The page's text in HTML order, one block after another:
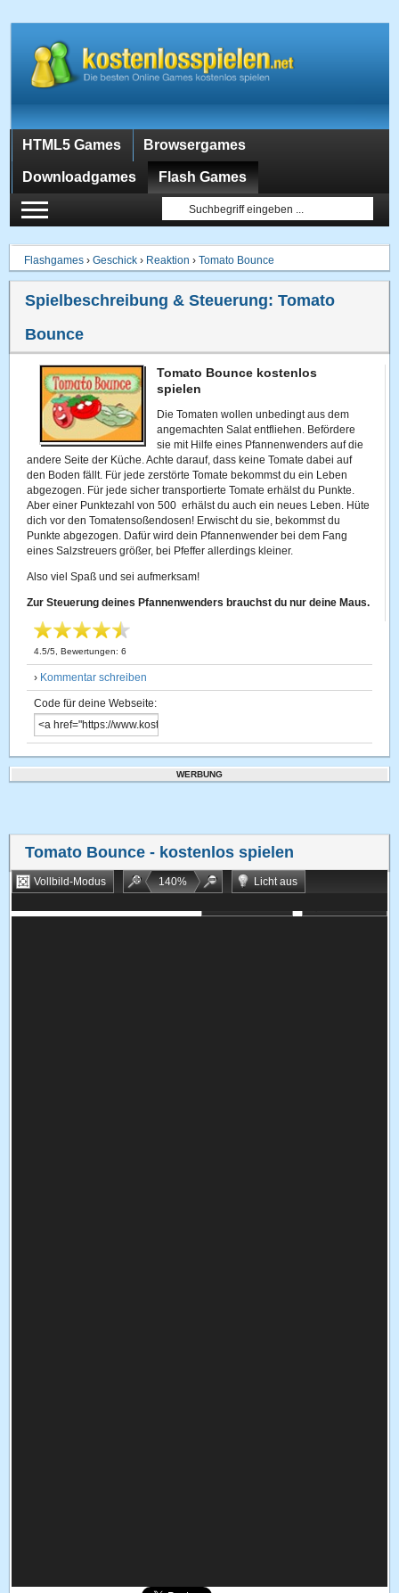
HTML5 Games Browsergames
Downloadgames Flash Games
Flashgames ›Geschick › Reaktion ›Tomato Bounce
Spielbeschreibung & Steuerung:Tomato
Bounce
Tomato Bounce kostenlos
spielen
Die Tomaten wollen unbedingt aus dem
angemachten Salat entfliehen. Befördere
sie mit Hilfe eines Pfannenwenders auf die
andere Seite der Küche. Achte darauf, dass keine Tomate dabei auf
den Boden fällt. Für jede zerstörte Tomate bekommst du ein Leben
abgezogen. Für jede sicher transportierte Tomate erhälst du Punkte.
Aber einer Punktezahl von 500 erhälst du auch ein neues Leben. Hüte
dich vor den Tomatensoßendosen! Erwischt du sie, bekommst du
Punkte abgezogen. Dafür wird dein Pfannenwender bei dem Fang
eines Salzstreuers größer, bei Pfeffer allerdings kleiner.
Also viel Spaß und sei aufmerksam!
Zur Steuerung deines Pfannenwenders brauchst du nur deine Maus.
4.5/5 , Bewertungen:6
› Kommentar schreiben
Code für deine Webseite:
WERBUNG
Tomato Bounce - kostenlos spielen
Vollbild-Modus 140%
Licht aus